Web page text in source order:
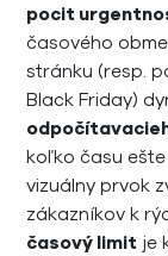
pocit
časového
stránku (resp.
Black Friday)
koľko času
vizuálny prvok
zákazníkov k
časový limit je